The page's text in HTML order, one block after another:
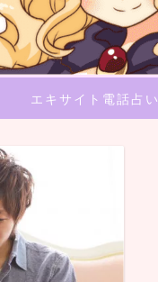
エキサイト電話占い